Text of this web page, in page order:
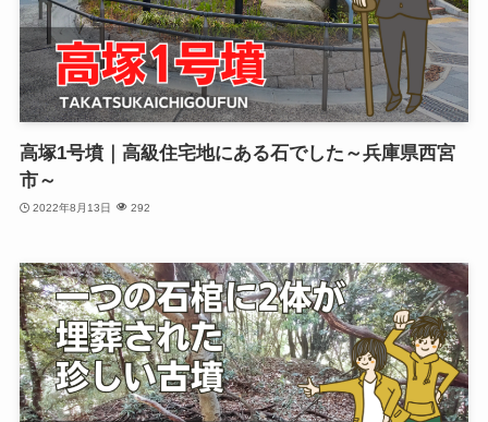
高塚1号墳｜高級住宅地にある石でした～兵庫県西宮
市～
2022年8月13日 292